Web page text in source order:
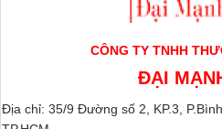
CÔNG TY TNHH
ĐẠI
Địa chỉ: 35/9 Đường số 2, KP.3,